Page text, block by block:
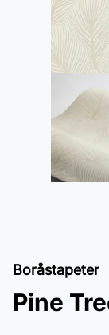
Boråstapeter
Pine